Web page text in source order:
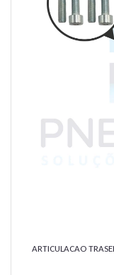
ARTICULACAO